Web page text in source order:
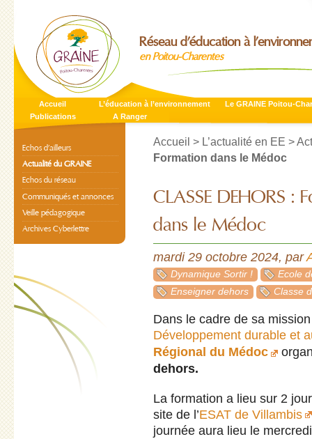
Réseau d’éducation à
en Poitou-Charentes
Accueil L’éducation à l’environnement
Le GRAINE Poitou-
Publications
A Ranger
Accueil > L’actualité en EE >
Formation dans le Médoc
CLASSE DEHORS :
dans le Médoc
mardi 29 octobre 2024, par
Dynamique Sortir !
Ecole
Enseigner dehors
Classe
Dans le cadre de sa mission
Développement durable et
Régional du Médoc
dehors.
La formation a lieu sur 2
site de l’ESAT de Villambis
journée aura lieu le
Echos d’ailleurs
Actualité du GRAINE
Echos du réseau
Communiqués et annonces
Veille pédagogique
Archives Cyberlettre